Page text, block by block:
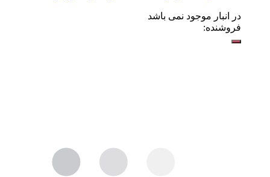
در انبار موجود نمی باشد
فروشنده: